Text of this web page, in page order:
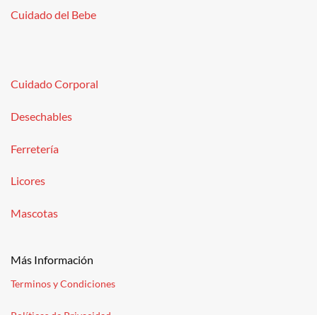
Cuidado del Bebe
Cuidado Corporal
Desechables
Ferretería
Licores
Mascotas
Más Información
Terminos y Condiciones